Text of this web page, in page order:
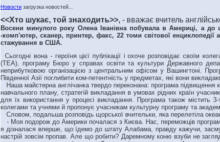
Новости загрузка новостей...
<<Хто шукає, той знаходить>>, - вважає вчитель
Восени минулого року Олена Іванівна побувала в Америці, а до
-комп'ютер, сканер, принтер, факс, 22 томи світової
стажування в США.
Сьогодні вона - героїня цієї публікації і охоче розповідає своїм
(TEA), програму Бюро у справах освіти та культури Державного
неприбутковою організацією з центральним офісом у Вашингтоні.
Південної Азії поглибити ком-петентність у предметах, які вони
Наша майстерна англічанка твердо переконана: програма підвищення
навчального плану, стратегій викладання в умовах рідних країн
для їх використання у процесі викладання. Програма також містить
колегами та учнями й пропонує учасникам культурну програму та
Словом, подальша розповідь щорської вчительки, яка перелетіла
- Моя подорож до Америки почалася з Києва. Нас, переможців
я дізналася вперше, що їдемо до штату Алабама, правду кажучи,
настрій зовсім пропав. Але що робити? Даремному коню взуби не